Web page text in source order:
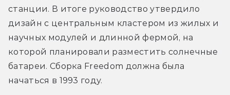
станции. В итоге руководство утвердило
дизайн с центральным кластером из жилых и
научных модулей и длинной фермой, на
которой планировали разместить солнечные
батареи. Сборка Freedom должна была
начаться в 1993 году.